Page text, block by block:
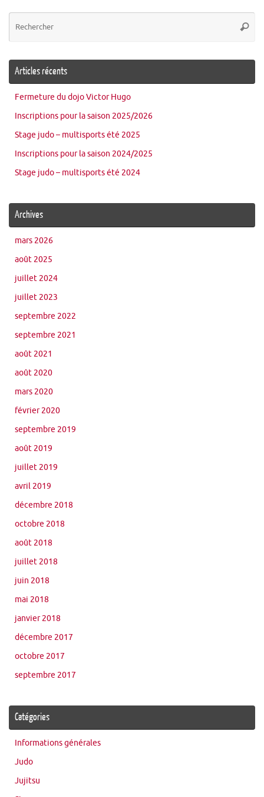
Articles récents
Fermeture du dojo Victor Hugo
Inscriptions pour la saison 2025/2026
Stage judo – multisports été 2025
Inscriptions pour la saison 2024/2025
Stage judo – multisports été 2024
Archives
mars 2026
août 2025
juillet 2024
juillet 2023
septembre 2022
septembre 2021
août 2021
août 2020
mars 2020
février 2020
septembre 2019
août 2019
juillet 2019
avril 2019
décembre 2018
octobre 2018
août 2018
juillet 2018
juin 2018
mai 2018
janvier 2018
décembre 2017
octobre 2017
septembre 2017
Catégories
Informations générales
Judo
Jujitsu